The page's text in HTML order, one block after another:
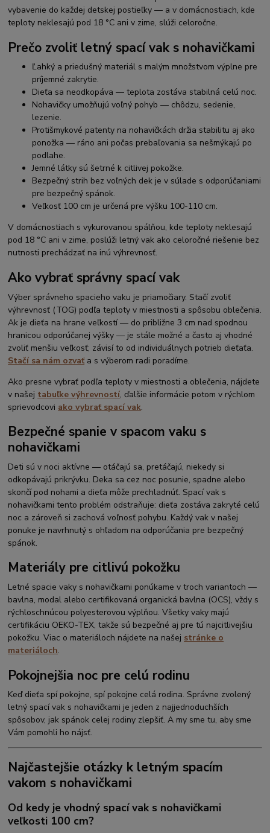
vybavenie do každej detskej postieľky — a v domácnostiach, kde
teploty neklesajú pod 18 °C ani v zime, slúži celoročne.
Prečo zvoliť letný spací vak s nohavičkami
Ľahký a priedušný materiál s malým množstvom výplne pre
príjemné zakrytie.
Dieťa sa neodkopáva — teplota zostáva stabilná celú noc.
Nohavičky umožňujú voľný pohyb — chôdzu, sedenie,
lezenie.
Protišmykové patenty na nohavičkách držia stabilitu aj ako
ponožka — ráno ani počas prebaľovania sa nešmýkajú po
podlahe.
Jemné látky sú šetrné k citlivej pokožke.
Bezpečný strih bez voľných dek je v súlade s odporúčaniami
pre bezpečný spánok.
Veľkosť 100 cm je určená pre výšku 100-110 cm.
V domácnostiach s vykurovanou spálňou, kde teploty neklesajú
pod 18 °C ani v zime, poslúži letný vak ako celoročné riešenie bez
nutnosti prechádzať na inú výhrevnosť.
Ako vybrať správny spací vak
Výber správneho spacieho vaku je priamočiary. Stačí zvoliť
výhrevnosť (TOG) podľa teploty v miestnosti a spôsobu oblečenia.
Ak je dieťa na hrane veľkostí — do približne 3 cm nad spodnou
hranicou odporúčanej výšky — je stále možné a často aj vhodné
zvoliť menšiu veľkosť; závisí to od individuálnych potrieb dieťaťa.
Stačí sa nám ozvaťa s výberom radi poradíme.
Ako presne vybrať podľa teploty v miestnosti a oblečenia, nájdete
v našej tabuľke výhrevností, ďalšie informácie potom v rýchlom
sprievodcovi ako vybrať spací vak.
Bezpečné spanie v spacom vaku s
nohavičkami
Deti sú v noci aktívne — otáčajú sa, pretáčajú, niekedy si
odkopávajú prikrývku. Deka sa cez noc posunie, spadne alebo
skončí pod nohami a dieťa môže prechladnúť. Spací vak s
nohavičkami tento problém odstraňuje: dieťa zostáva zakryté celú
noc a zároveň si zachová voľnosť pohybu. Každý vak v našej
ponuke je navrhnutý s ohľadom na odporúčania pre bezpečný
spánok.
Materiály pre citlivú pokožku
Letné spacie vaky s nohavičkami ponúkame v troch variantoch —
bavlna, modal alebo certifikovaná organická bavlna (OCS), vždy s
rýchloschnúcou polyesterovou výplňou. Všetky vaky majú
certifikáciu OEKO-TEX, takže sú bezpečné aj pre tú najcitlivejšiu
pokožku. Viac o materiáloch nájdete na našej stránke o
materiáloch.
Pokojnejšia noc pre celú rodinu
Keď dieťa spí pokojne, spí pokojne celá rodina. Správne zvolený
letný spací vak s nohavičkami je jeden z najjednoduchších
spôsobov, jak spánok celej rodiny zlepšiť. A my sme tu, aby sme
Vám pomohli ho nájsť.
Najčastejšie otázky k letným spacím
vakom s nohavičkami
Od kedy je vhodný spací vak s nohavičkami
veľkosti 100 cm?